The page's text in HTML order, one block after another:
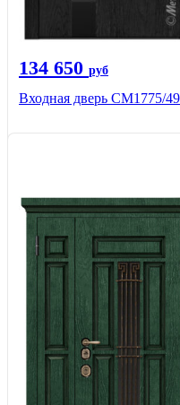
134 650 руб
Входная дверь СМ1775/